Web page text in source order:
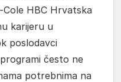
HBC Hrvatska
karijeru u
poslodavci
često ne
potrebnima na